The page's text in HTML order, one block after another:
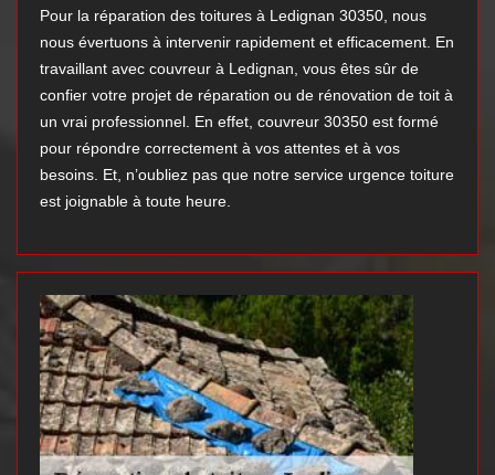
Pour la réparation des toitures à Ledignan 30350, nous
nous évertuons à intervenir rapidement et efficacement. En
travaillant avec couvreur à Ledignan, vous êtes sûr de
confier votre projet de réparation ou de rénovation de toit à
un vrai professionnel. En effet, couvreur 30350 est formé
pour répondre correctement à vos attentes et à vos
besoins. Et, n’oubliez pas que notre service urgence toiture
est joignable à toute heure.